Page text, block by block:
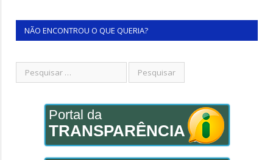
NÃO ENCONTROU O QUE QUERIA?
Portal da
TRANSPARÊNCIA